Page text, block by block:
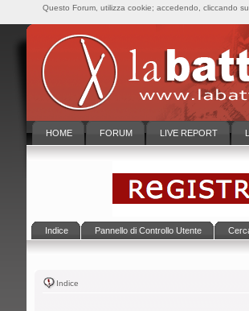
HOME FORUM LIVE REPORT
Indice Pannello di Controllo Utente
Indice
Questo Forum, utilizza cookie; accedendo, cliccando